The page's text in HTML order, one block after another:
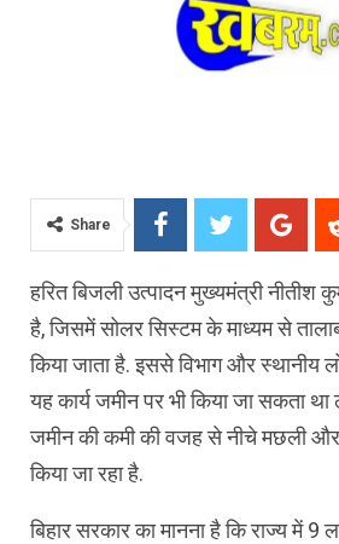
Share
हरित बिजली उत्पादन मुख्यमंत्री नीतीश
है, जिसमें सोलर सिस्टम के माध्यम से
किया जाता है. इससे विभाग और स्थानीय
यह कार्य जमीन पर भी किया जा सकता था
जमीन की कमी की वजह से नीचे मछली
किया जा रहा है.
बिहार सरकार का मानना है कि राज्य में 9